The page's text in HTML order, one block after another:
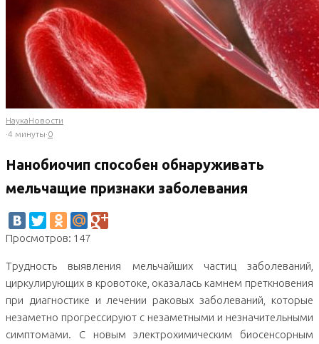
НаукаНовости
·4 минуты·0
Нанобиочип способен обнаруживать
мельчащие признаки заболевания
Просмотров: 147
Трудность выявления мельчайших частиц заболеваний,
циркулирующих в кровотоке, оказалась камнем преткновения
при диагностике и лечении раковых заболеваний, которые
незаметно прогрессируют с незаметными и незначительными
симптомами. С новым электрохимическим биосенсорным